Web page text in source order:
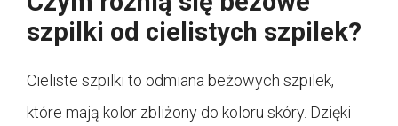
szpilki od cielistych szpilek?
Cieliste szpilki to odmiana beżowych szpilek,
które mają kolor zbliżony do koloru skóry. Dzięki